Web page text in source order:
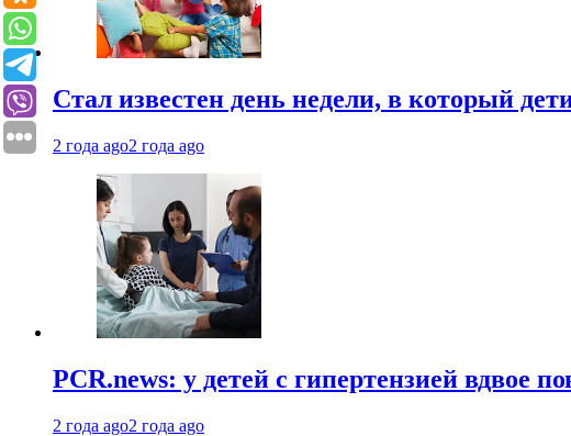
Стал известен день недели, в который
2 года ago2 года ago
PCR.news: у детей с гипертензией вдвое
2 года ago2 года ago